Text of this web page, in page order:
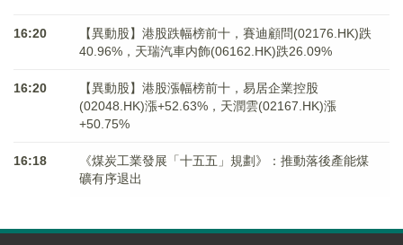
16:20
【異動股】港股跌幅榜前十，賽迪顧問(02176.HK)跌
40.96%，天瑞汽車内飾(06162.HK)跌26.09%
16:20
【異動股】港股漲幅榜前十，易居企業控股
(02048.HK)漲+52.63%，天潤雲(02167.HK)漲
+50.75%
16:18
《煤炭工業發展「十五五」規劃》：推動落後產能煤
礦有序退出